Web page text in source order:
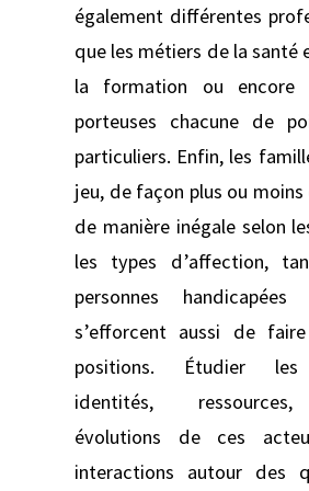
également différentes
que les métiers de la santé
la formation ou encore
porteuses chacune de
particuliers. Enfin, les
jeu, de façon plus ou
de manière inégale selon
les types d’affection,
personnes handicapées
s’efforcent aussi de
positions. Étudier les
identités,
évolutions de ces
interactions autour des